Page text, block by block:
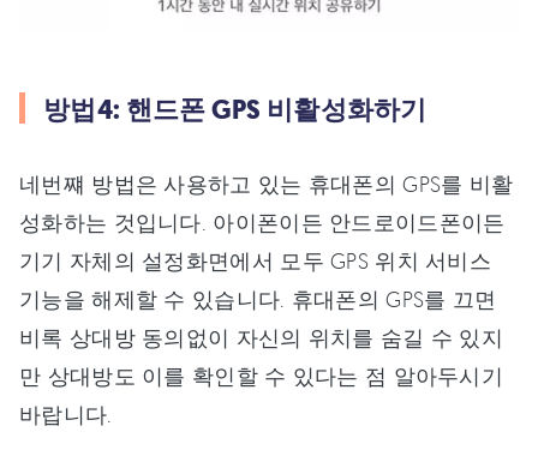
방법4: 핸드폰 GPS 비활성화하기
네번쨰 방법은 사용하고 있는 휴대폰의 GPS를 비활
성화하는 것입니다. 아이폰이든 안드로이드폰이든
기기 자체의 설정화면에서 모두 GPS 위치 서비스
기능을 해제할 수 있습니다. 휴대폰의 GPS를 끄면
비록 상대방 동의없이 자신의 위치를 숨길 수 있지
만 상대방도 이를 확인할 수 있다는 점 알아두시기
바랍니다.